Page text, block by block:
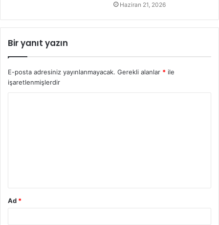
Haziran 21, 2026
Bir yanıt yazın
E-posta adresiniz yayınlanmayacak. Gerekli alanlar * ile
işaretlenmişlerdir
Ad *